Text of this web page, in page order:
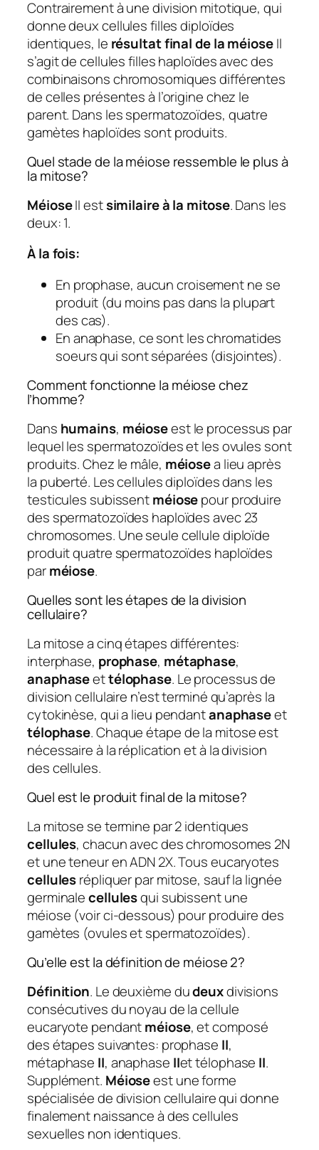
Contrairement à une division mitotique, qui
donne deux cellules filles diploïdes
identiques, le résultat final de la méioseIl
s’agit de cellules filles haploïdes avec des
combinaisons chromosomiques différentes
de celles présentes à l’origine chez le
parent. Dans les spermatozoïdes, quatre
gamètes haploïdes sont produits.
Quel stade de la méiose ressemble le plus à
la mitose?
MéioseII estsimilaire à la mitose. Dans les
deux: 1.
À la fois:
En prophase, aucun croisement ne se
produit (du moins pas dans la plupart
des cas).
En anaphase, ce sont les chromatides
soeurs qui sont séparées (disjointes).
Comment fonctionne la méiose chez
l’homme?
Dans humains, méioseest le processus par
lequel les spermatozoïdes et les ovules sont
produits. Chez le mâle, méiosea lieu après
la puberté. Les cellules diploïdes dans les
testicules subissentméiosepour produire
des spermatozoïdes haploïdes avec 23
chromosomes. Une seule cellule diploïde
produit quatre spermatozoïdes haploïdes
parméiose.
Quelles sont les étapes de la division
cellulaire?
La mitose a cinq étapes différentes:
interphase, prophase, métaphase,
anaphaseettélophase. Le processus de
division cellulaire n’est terminé qu’après la
cytokinèse, qui a lieu pendantanaphaseet
télophase. Chaque étape de la mitose est
nécessaire à la réplication et à la division
des cellules.
Quel est le produit final de la mitose?
La mitose se termine par 2 identiques
cellules, chacun avec des chromosomes 2N
et une teneur en ADN 2X. Tous eucaryotes
cellulesrépliquer par mitose, sauf la lignée
germinalecellulesqui subissent une
méiose (voir ci-dessous) pour produire des
gamètes (ovules et spermatozoïdes).
Qu’elle est la définition de méiose 2?
Définition. Le deuxième dudeuxdivisions
consécutives du noyau de la cellule
eucaryote pendantméiose, et composé
des étapes suivantes: prophase II,
métaphase II, anaphase IIet télophase II.
Supplément. Méioseest une forme
spécialisée de division cellulaire qui donne
finalement naissance à des cellules
sexuelles non identiques.